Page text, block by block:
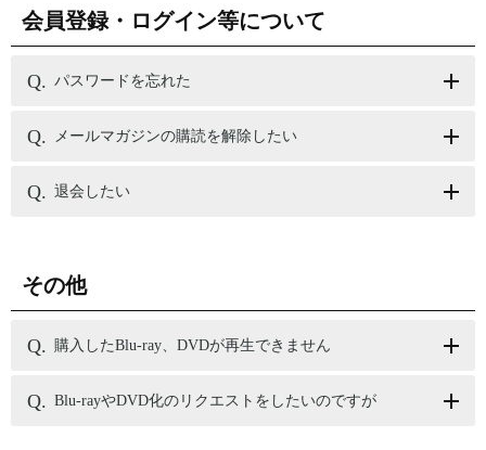
会員登録・ログイン等について
パスワードを忘れた
メールマガジンの購読を解除したい
退会したい
その他
購入したBlu-ray、DVDが再生できません
Blu-rayやDVD化のリクエストをしたいのですが